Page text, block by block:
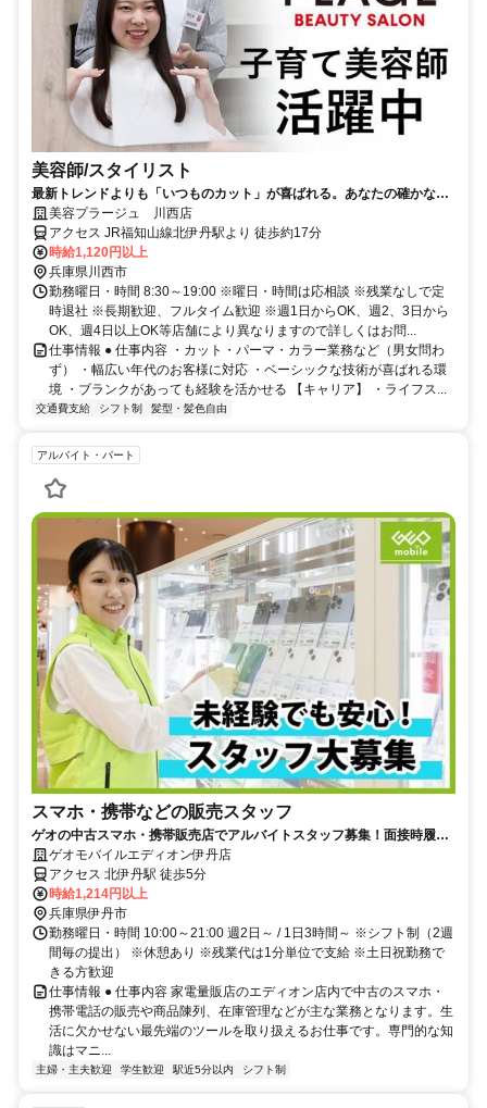
美容師/スタイリスト
最新トレンドよりも「いつものカット」が喜ばれる。あなたの確かな基
礎技術が活きる場所。
美容プラージュ 川西店
アクセス JR福知山線北伊丹駅より 徒歩約17分
時給1,120円以上
兵庫県川西市
勤務曜日・時間 8:30～19:00 ※曜日・時間は応相談 ※残業なしで定
時退社 ※長期歓迎、フルタイム歓迎 ※週1日からOK、週2、3日から
OK、週4日以上OK等店舗により異なりますので詳しくはお問...
仕事情報 ● 仕事内容 ・カット・パーマ・カラー業務など（男女問わ
ず） ・幅広い年代のお客様に対応 ・ベーシックな技術が喜ばれる環
境 ・ブランクがあっても経験を活かせる 【キャリア】 ・ライフス...
交通費支給 シフト制 髪型・髪色自由
アルバイト・パート
スマホ・携帯などの販売スタッフ
ゲオの中古スマホ・携帯販売店でアルバイトスタッフ募集！面接時履歴
書不要
ゲオモバイルエディオン伊丹店
アクセス 北伊丹駅 徒歩5分
時給1,214円以上
兵庫県伊丹市
勤務曜日・時間 10:00～21:00 週2日～ / 1日3時間～ ※シフト制（2週
間毎の提出） ※休憩あり ※残業代は1分単位で支給 ※土日祝勤務で
きる方歓迎
仕事情報 ● 仕事内容 家電量販店のエディオン店内で中古のスマホ・
携帯電話の販売や商品陳列、在庫管理などが主な業務となります。生
活に欠かせない最先端のツールを取り扱えるお仕事です。専門的な知
識はマニ...
主婦・主夫歓迎 学生歓迎 駅近5分以内 シフト制